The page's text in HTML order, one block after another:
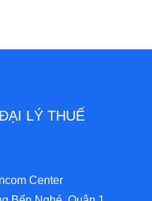
LÝ THUẾ
Center